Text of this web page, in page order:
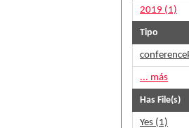
2019 (1)
Tipo
... más
Has File(s)
Yes (1)